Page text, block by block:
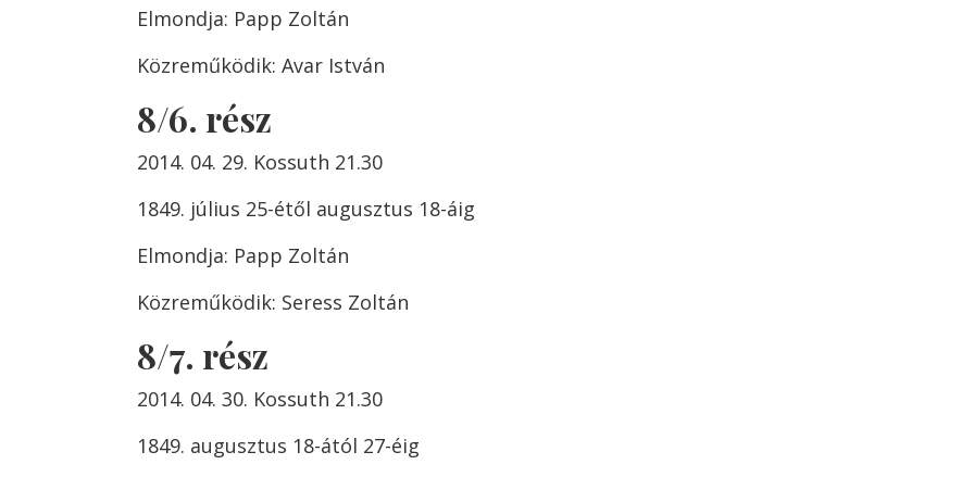
Elmondja: Papp Zoltán
Közreműködik: Avar István
8/6. rész
2014. 04. 29. Kossuth 21.30
1849. július 25-étől augusztus 18-áig
Elmondja: Papp Zoltán
Közreműködik: Seress Zoltán
8/7. rész
2014. 04. 30. Kossuth 21.30
1849. augusztus 18-ától 27-éig